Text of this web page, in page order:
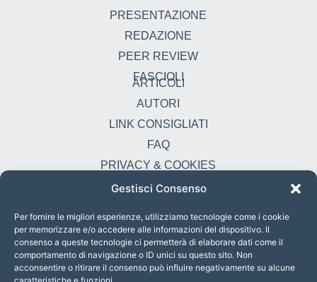
Gestisci Consenso
Per fornire le migliori esperienze, utilizziamo tecnologie come i cookie
per memorizzare e/o accedere alle informazioni del dispositivo. Il
consenso a queste tecnologie ci permetterà di elaborare dati come il
comportamento di navigazione o ID unici su questo sito. Non
acconsentire o ritirare il consenso può influire negativamente su alcune
PRESENTAZIONE
REDAZIONE
PEER REVIEW
FASCIOLI
ARTICOLI
AUTORI
LINK CONSIGLIATI
FAQ
PRIVACY & COOKIES
oikonomia@pust.it
+39 06 67 02 338
Largo Angelicum 1, 00184 Roma, Italia